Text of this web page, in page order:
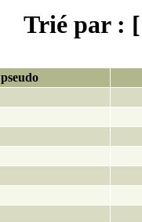
Trié par : [
pseudo